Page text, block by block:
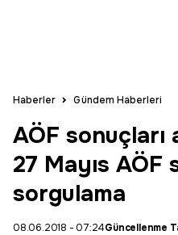
Haberler Gündem Haberleri
AÖF sonuçları
27 Mayıs AÖF
sorgulama
08.06.2018 - 07:24Güncellenme